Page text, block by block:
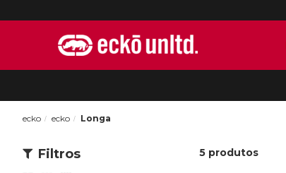
ecko ecko Longa
Filtros 5 produtos